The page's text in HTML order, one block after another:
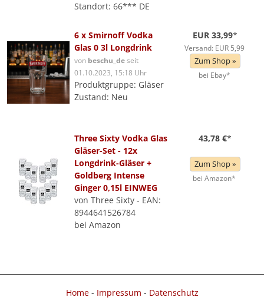
Standort: 66*** DE
6 x Smirnoff Vodka
Glas 0 3l Longdrink
von beschu_deseit
01.10.2023, 15:18 Uhr
Produktgruppe: Gläser
Zustand: Neu
EUR 33,99*
Versand: EUR 5,99
Zum Shop »
bei Ebay*
Three Sixty Vodka Glas
Gläser-Set - 12x
Longdrink-Gläser +
Goldberg Intense
Ginger 0,15l EINWEG
von Three Sixty - EAN:
8944641526784
bei Amazon
43,78 €*
Zum Shop »
bei Amazon*
Home- Impressum - Datenschutz